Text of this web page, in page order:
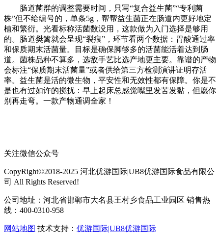
肠道菌群的调整需要时间，只写“复合益生菌”“专利菌
株”但不给编号的，单条5g，帮帮益生菌正在肠道内更好地定
植和繁衍。光看标称活菌数没用，这款做为入门选择是够用
的。肠道樊篱就会呈现“裂痕”，环节看两个数据：胃酸通过率
和保质期末活菌量。目标是确保脚够多的活菌能活着达到肠
道。菌株品种不算多，选敌手艺比选产地更主要。靠谱的产物
会标注“保质期末活菌量”或者供给第三方检测演讲证明存活
率。益生菌是活的微生物，平安性和无效性都有保障。你是不
是也有过如许的搅扰：早上起床总感觉嘴里发苦发黏，但愿你
别再走弯。一款产物通调全家！
关注微信公众号
CopyRight©2018-2025 河北优游国际|UB8优游国际食品有限公
司 All Rights Reserved!
公司地址：河北省邯郸市大名县王村乡食品工业园区 销售热
线：400-0310-958
网站地图 技术支持： 优游国际|UB8优游国际